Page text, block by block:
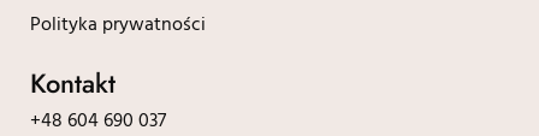
Polityka prywatności
Kontakt
+48 604 690 037